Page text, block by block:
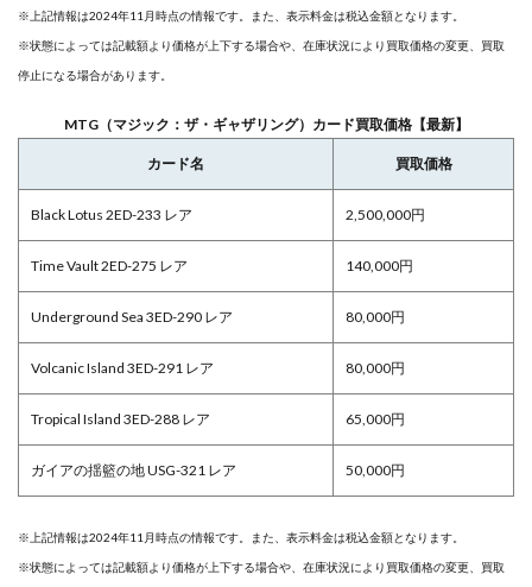
※上記情報は2024年11月時点の情報です。また、表示料金は税込金額となります。
※状態によっては記載額より価格が上下する場合や、在庫状況により買取価格の変更、買取
停止になる場合があります。
MTG（マジック：ザ・ギャザリング）カード買取価格【最新】
カード名 買取価格
Black Lotus 2ED-233 レア 2,500,000円
Time Vault 2ED-275 レア 140,000円
Underground Sea 3ED-290 レア 80,000円
Volcanic Island 3ED-291 レア 80,000円
Tropical Island 3ED-288 レア 65,000円
ガイアの揺籃の地 USG-321 レア 50,000円
※上記情報は2024年11月時点の情報です。また、表示料金は税込金額となります。
※状態によっては記載額より価格が上下する場合や、在庫状況により買取価格の変更、買取